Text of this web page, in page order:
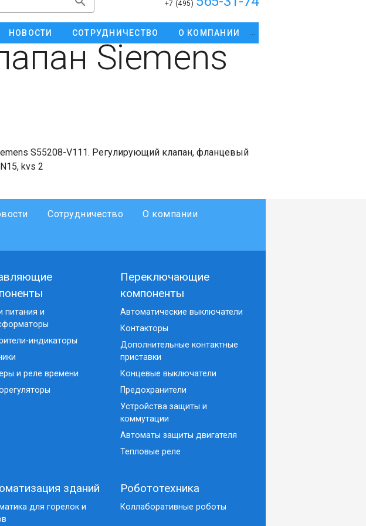
+7 (495)
НОВОСТИ СОТРУДНИЧЕСТВО О КОМПАНИИ
Siemens
S55208-V111. Регулирующий клапан, фланцевый
kvs 2
Сотрудничество
О компании
питания и
индикаторы
и реле времени
Переключающие
компоненты
Автоматические выключатели
Контакторы
Дополнительные контактные
приставки
Концевые выключатели
Предохранители
Устройства защиты и
коммутации
Автоматы защиты двигателя
Тепловые реле
зданий
для горелок и
Робототехника
Коллаборативные роботы